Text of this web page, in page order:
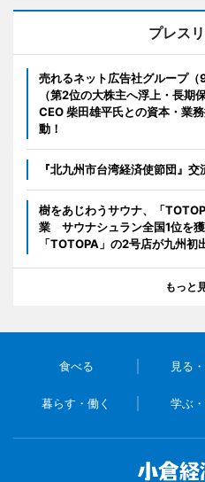
プレス
売れるネット広告社グループ
（第2位の大株主へ浮上・長
CEO 柴田雄平氏との資本・業
動！
『北九州市台湾経済使節団』
樹をあじわうサウナ、「
業 サウナシュラン全国1位を
「TOTOPA」の2号店が九州初
もっと
食べる 見る
暮らす・働く 学ぶ